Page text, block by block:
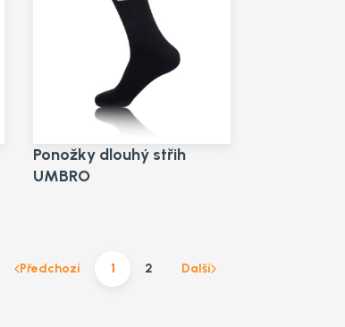
Ponožky dlouhý střih
UMBRO
Předchozí 1 2 Další